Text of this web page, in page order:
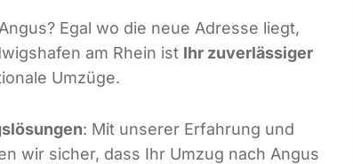
Egal wo die neue Adresse liegt,
am Rhein ist Ihr zuverlässiger
Umzüge.
: Mit unserer Erfahrung und
wir sicher, dass Ihr Umzug nach Angus